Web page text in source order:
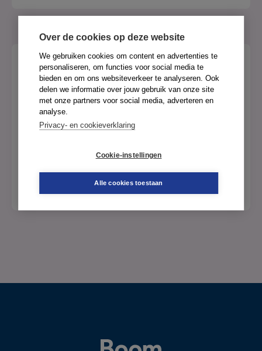
Over de cookies op deze website
We gebruiken cookies om content en advertenties te
personaliseren, om functies voor social media te
bieden en om ons websiteverkeer te analyseren. Ook
delen we informatie over jouw gebruik van onze site
met onze partners voor social media, adverteren en
analyse.
Privacy- en cookieverklaring
Cookie-instellingen
Alle cookies toestaan
Neem een abonnement op dit tijdschrift
om het volledige artikel te kunnen lezen.
Heb je al een abonnement? Log dan in.
Neem een abonnement Inloggen